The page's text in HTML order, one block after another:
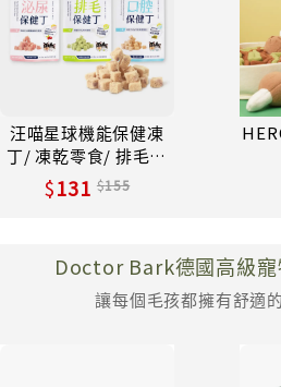
汪喵星球機能保健凍
丁/ 凍乾零食/ 排毛保
健/ 20g
131 155
Doctor Bark德國高級寵
讓每個毛孩都擁有舒適